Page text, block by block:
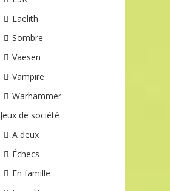
Laelith
Sombre
Vaesen
Vampire
Warhammer
Jeux de société
A deux
Échecs
En famille